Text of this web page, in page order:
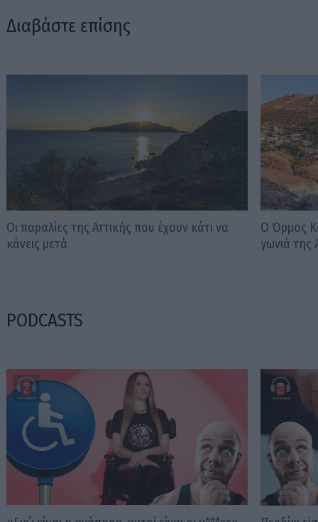
Διαβάστε επίσης
Οι παραλίες της Αττικής που έχουν κάτι να
κάνεις μετά
Ο Όρμος
γωνιά της
PODCASTS